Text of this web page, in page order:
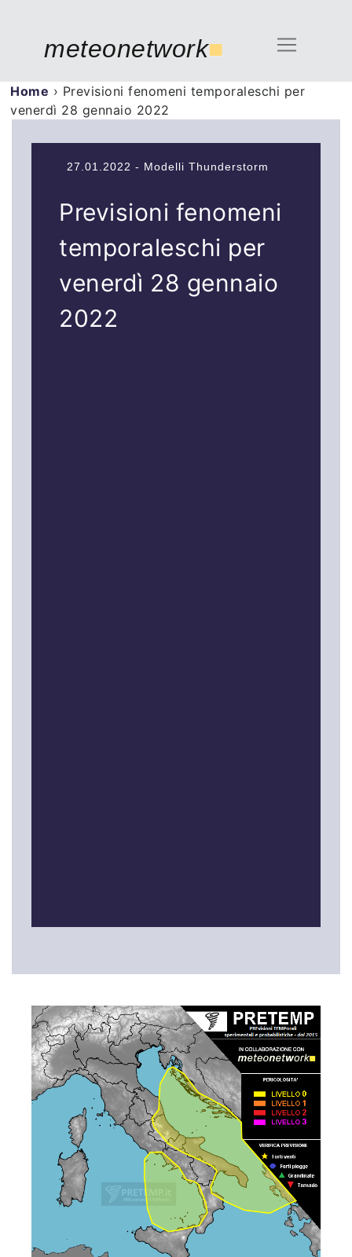
meteonetwork■
Home › Previsioni fenomeni temporaleschi per
venerdì 28 gennaio 2022
27.01.2022 - Modelli Thunderstorm
Previsioni fenomeni
temporaleschi per
venerdì 28 gennaio
2022